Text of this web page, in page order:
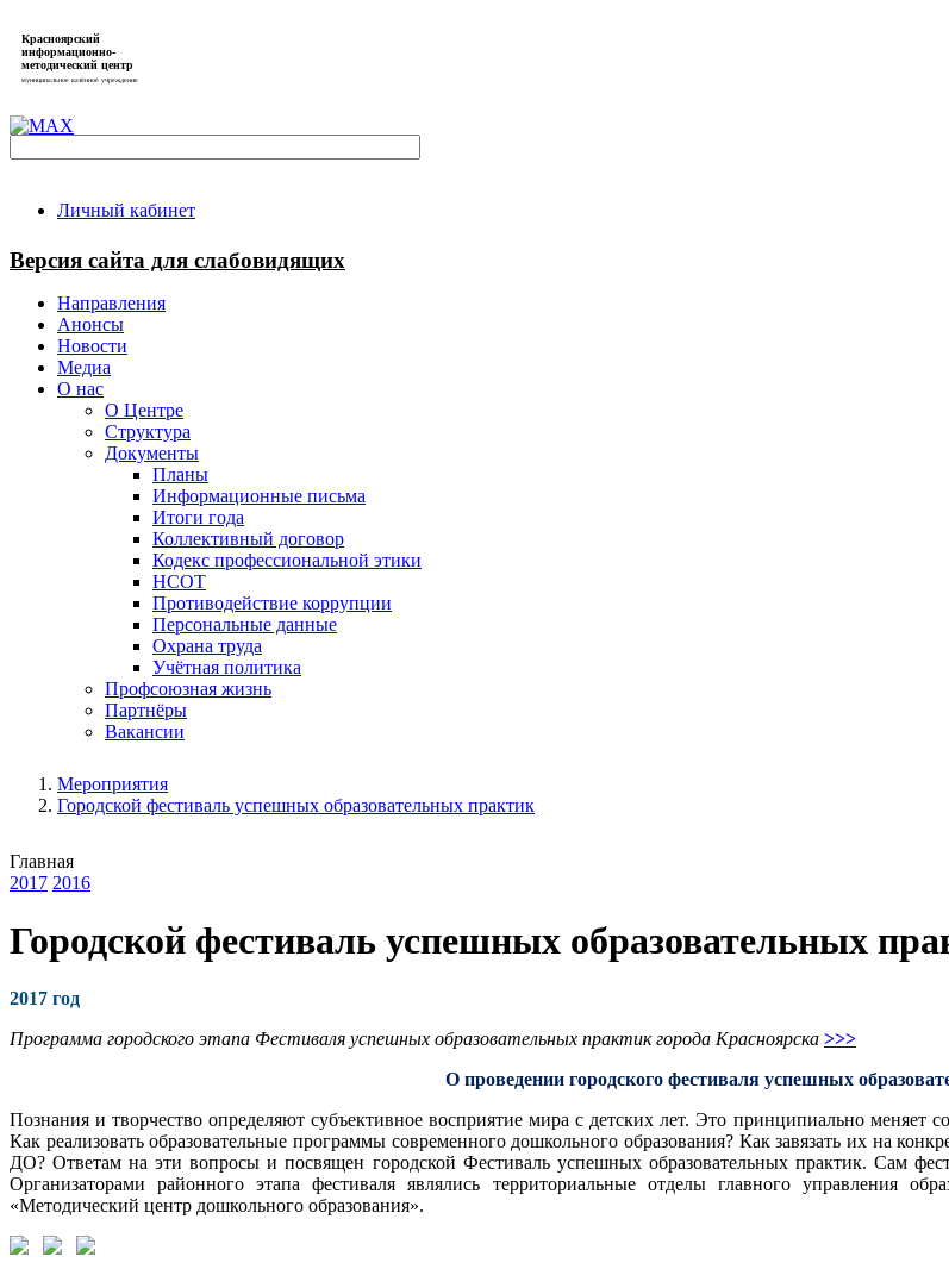
Красноярский
информационно-
методический центр
муниципальное казённое учреждение
Личный кабинет
Версия сайта для слабовидящих
Направления
Анонсы
Новости
Медиа
О нас
О Центре
Структура
Документы
Планы
Информационные письма
Итоги года
Коллективный договор
Кодекс профессиональной этики
НСОТ
Противодействие коррупции
Персональные данные
Охрана труда
Учётная политика
Профсоюзная жизнь
Партнёры
Вакансии
Мероприятия
Городской фестиваль успешных образовательных практик
Главная
2017 2016
Городской фестиваль успешных образовательных
2017 год
Программа городского этапа Фестиваля успешных образовательных практик города Красноярска >>>
О проведении городского фестиваля успешных
Познания и творчество определяют субъективное восприятие мира с детских лет. Это принципиально меняет
Как реализовать образовательные программы современного дошкольного образования? Как завязать их на
ДО? Ответам на эти вопросы и посвящен городской Фестиваль успешных образовательных практик. Сам
Организаторами районного этапа фестиваля являлись территориальные отделы главного
«Методический центр дошкольного образования».